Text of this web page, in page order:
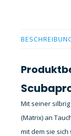
Mit seiner
(Matrix) an
mit dem sie